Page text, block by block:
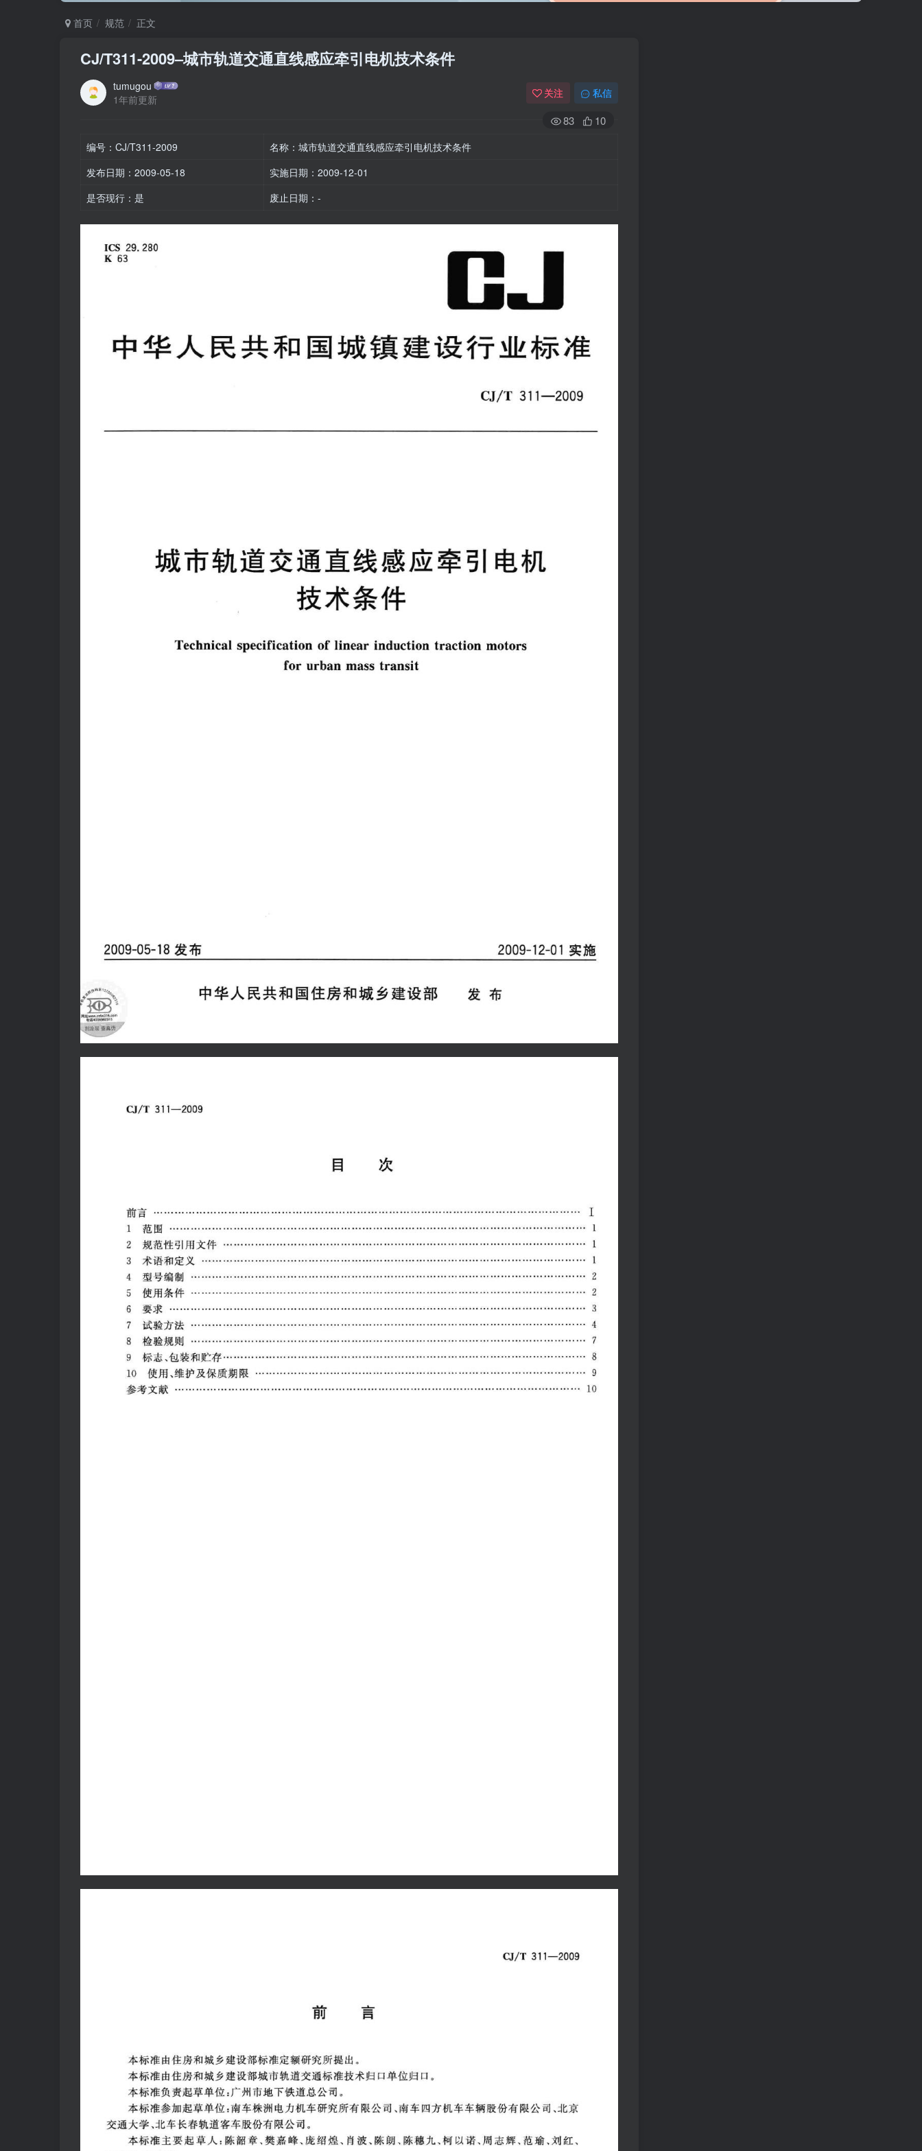
首页 规范 正文
CJ/T311-2009–城市轨道交通直线感应牵引电机技术条件
tumugou
1年前更新
关注 私信
83 10
编号：CJ/T311-2009
名称：城市轨道交通直线感应牵引电机技术条件
发布日期：2009-05-18
实施日期：2009-12-01
是否现行：是
废止日期：-